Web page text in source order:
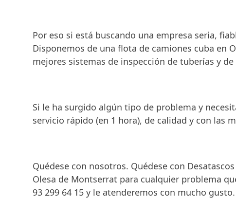
Por eso si está buscando una empresa seria,
Disponemos de una flota de camiones cuba en
mejores sistemas de inspección de tuberías y
Si le ha surgido algún tipo de problema y
servicio rápido (en 1 hora), de calidad y con las
Quédese con nosotros. Quédese con
Olesa de Montserrat para cualquier problema
93 299 64 15 y le atenderemos con mucho gusto.